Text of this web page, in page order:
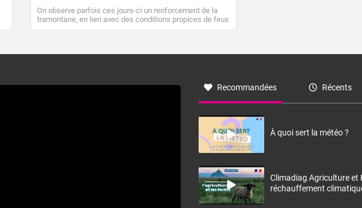
On observe parfois ces jours-ci un renforcement de la
tramontane, en lien avec des conditions propices de feux
de forêt. Mais qu'est-ce que la tramontane ? Quelles sont
à nord-ouest, dans un secteur qui part du Roussillon à la
monts, en allusion aux régions montagneuses d’où
Recommandées Récents
À quoi sert la météo ?
Climadiag Agriculture et
réchauffement